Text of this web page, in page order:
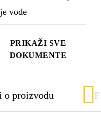
PRIKAŽI SVE
DOKUMENTE
vode
o proizvodu